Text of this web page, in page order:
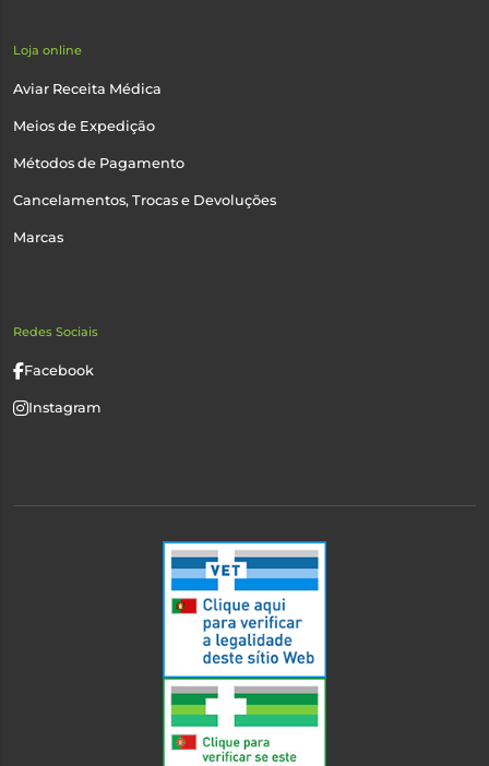
Loja online
Aviar Receita Médica
Meios de Expedição
Métodos de Pagamento
Cancelamentos, Trocas e Devoluções
Marcas
Redes Sociais
Facebook
Instagram